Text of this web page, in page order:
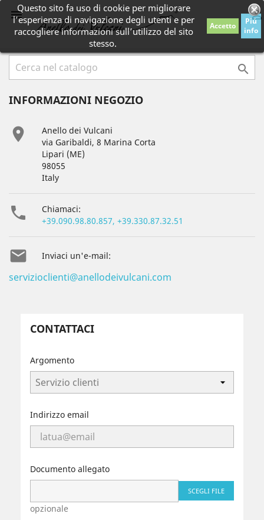
 

Questo sito fa uso di cookie per migliorare
l’esperienza di navigazione degli utenti e per
raccogliere informazioni sull’utilizzo del sito
stesso.
Accetto
Piú
info
INFORMAZIONI NEGOZIO

Anello dei Vulcani
via Garibaldi, 8 Marina Corta
Lipari (ME)
98055
Italy

Chiamaci:
+39.090.98.80.857, +39.330.87.32.51
 Inviaci un'e-mail:
servizioclienti@anellodeivulcani.com
CONTATTACI
Argomento
Indirizzo email
Documento allegato
SCEGLI FILE
opzionale